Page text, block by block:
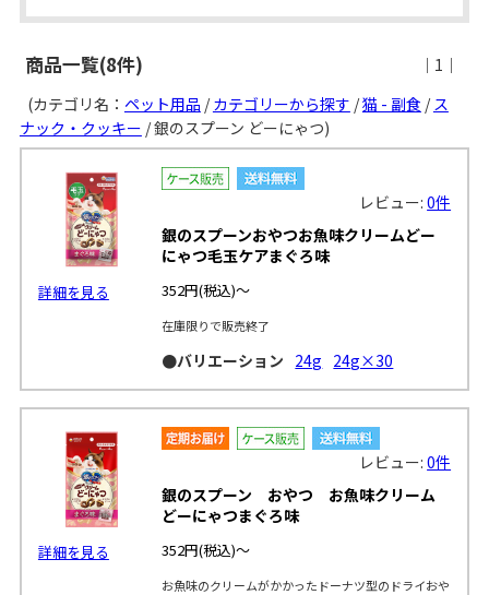
商品一覧(8件)
｜1｜
(カテゴリ名： ペット用品 /カテゴリーから探す /猫 - 副食 / ス
ナック・クッキー / 銀のスプーン どーにゃつ)
詳細を見る
レビュー:0件
銀のスプーンおやつお魚味クリームどー
にゃつ毛玉ケアまぐろ味
352円(税込)～
在庫限りで販売終了
●バリエーション 24g 24g×30
詳細を見る
レビュー:0件
銀のスプーン おやつ お魚味クリーム
どーにゃつまぐろ味
352円(税込)～
お魚味のクリームがかかったドーナツ型のドライおや